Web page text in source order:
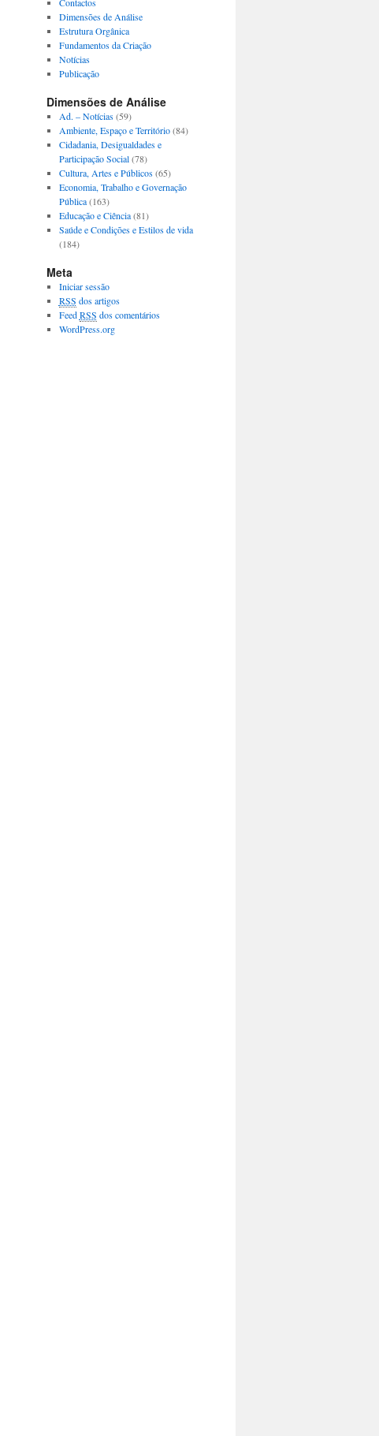
Dimensões de Análise
Estrutura Orgânica
Fundamentos da Criação
Notícias
Publicação
Dimensões de Análise
Ad. – Notícias(59)
Ambiente, Espaço e Território(84)
Cidadania, Desigualdades e
Participação Social(78)
Cultura, Artes e Públicos(65)
Economia, Trabalho e Governação
Pública(163)
Educação e Ciência(81)
Saúde e Condições e Estilos de vida
(184)
Meta
Iniciar sessão
RSS dos artigos
FeedRSS dos comentários
WordPress.org